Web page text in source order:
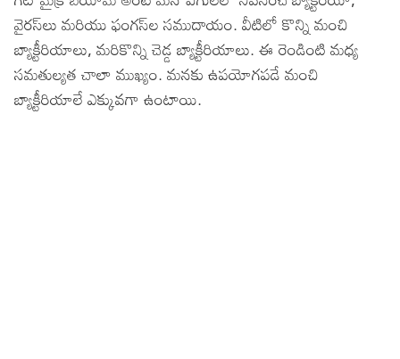
వైరస్‌లు మరియు ఫంగస్‌ల సముదాయం. వీటిలో కొన్ని మంచి
బ్యాక్టీరియాలు, మరికొన్ని చెడ్డ బ్యాక్టీరియాలు. ఈ రెండింటి మధ్య
సమతుల్యత చాలా ముఖ్యం. మనకు ఉపయోగపడే మంచి
బ్యాక్టీరియాలే ఎక్కువగా ఉంటాయి.